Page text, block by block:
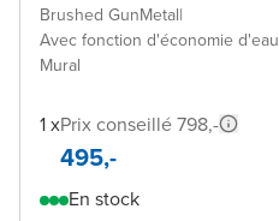
Brushed GunMetal|
Avec fonction d'économie d'eau
Mural
1 xPrix conseillé 798,-
495,-
En stock